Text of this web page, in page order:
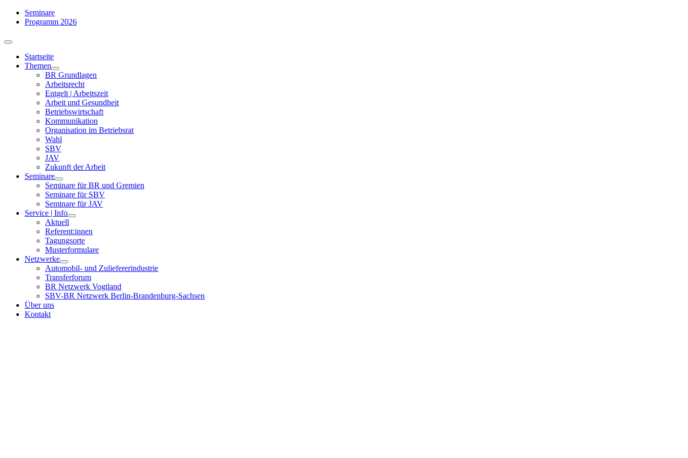
Zum
Inhalt
Seminare
Programm 2026
Toggle
NavigationStartseite
Themen
BR Grundlagen
Arbeits­recht
Entgelt | Arbeitszeit
Arbeit und Gesundheit
Betriebswirtschaft
Kommuni­kation
Organisation im Betriebsrat
Wahl
SBV
JAV
Zukunft der Arbeit
Seminare
Seminare für BR und Gremien
Seminare für SBV
Seminare für JAV
Service | Info
Aktuell
Referent:innen
Tagungsorte
Musterformulare
Netzwerke
Automobil- und Zuliefererindustrie
Transferforum
BR Netzwerk Vogtland
SBV-BR Netzwerk Berlin-Brandenburg-Sachsen
Über uns
Kontakt